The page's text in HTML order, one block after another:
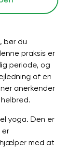
bør du
praksis er
periode, og
af en
anerkender
yoga. Den er
er
med at